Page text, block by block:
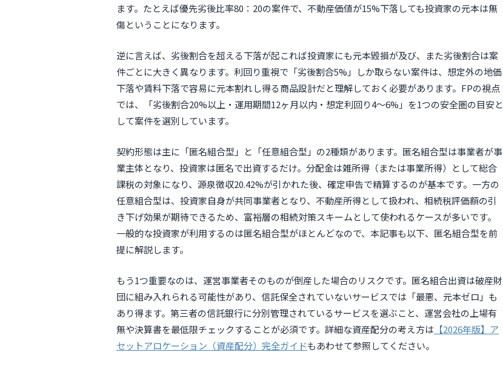
ます。たとえば優先劣後比率80：20の案件で、不動産価値が15%下落しても投資家の元本は無
傷ということになります。
逆に言えば、劣後割合を超える下落が起これば投資家にも元本毀損が及び、また劣後割合は案
件ごとに大きく異なります。利回り重視で「劣後割合5%」しか取らない案件は、想定外の地価
下落や賃料下落で容易に元本割れし得る商品設計だと理解しておく必要があります。FPの視点
では、「劣後割合20%以上・運用期間12ヶ月以内・想定利回り4〜6%」を1つの安全圏の目安と
して案件を選別しています。
契約形態は主に「匿名組合型」と「任意組合型」の2種類があります。匿名組合型は事業者が事
業主体となり、投資家は匿名で出資するだけ。分配金は雑所得（または事業所得）として総合
課税の対象になり、源泉徴収20.42%が引かれた後、確定申告で精算するのが基本です。一方の
任意組合型は、投資家自身が共同事業者となり、不動産所得として扱われ、相続税評価額の引
き下げ効果が期待できるため、富裕層の相続対策スキームとして使われるケースが多いです。
一般的な投資家が利用するのは匿名組合型がほとんどなので、本記事も以下、匿名組合型を前
提に解説します。
もう1つ重要なのは、運営事業者そのものが倒産した場合のリスクです。匿名組合出資は破産財
団に組み入れられる可能性があり、信託保全されていないサービスでは「最悪、元本ゼロ」も
あり得ます。第三者の信託銀行に分別管理されているサービスを選ぶこと、運営会社の上場有
無や決算書を最低限チェックすることが必須です。詳細な資産配分の考え方は 【2026年版】ア
セットアロケーション（資産配分）完全ガイドもあわせて参照してください。